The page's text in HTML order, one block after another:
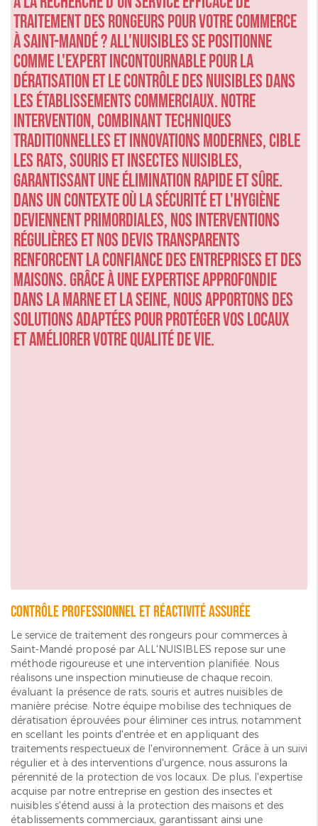
traitement des rongeurs pour votre commerce
à Saint-Mandé ? ALL'NUISIBLES se positionne
comme l'expert incontournable pour la
dératisation et le contrôle des nuisibles dans
les établissements commerciaux. Notre
intervention, combinant techniques
traditionnelles et innovations modernes, cible
les rats, souris et insectes nuisibles,
garantissant une élimination rapide et sûre.
Dans un contexte où la sécurité et l'hygiène
deviennent primordiales, nos interventions
régulières et nos devis transparents
renforcent la confiance des entreprises et des
maisons. Grâce à une expertise approfondie
dans la Marne et la Seine, nous apportons des
solutions adaptées pour protéger vos locaux
et améliorer votre qualité de vie.
Contrôle professionnel et réactivité assurée
Le service de traitement des rongeurs pour commerces à
Saint-Mandé proposé par ALL'NUISIBLES repose sur une
méthode rigoureuse et une intervention planifiée. Nous
réalisons une inspection minutieuse de chaque recoin,
évaluant la présence de rats, souris et autres nuisibles de
manière précise. Notre équipe mobilise des techniques de
dératisation éprouvées pour éliminer ces intrus, notamment
en scellant les points d'entrée et en appliquant des
traitements respectueux de l'environnement. Grâce à un suivi
régulier et à des interventions d'urgence, nous assurons la
pérennité de la protection de vos locaux. De plus, l'expertise
acquise par notre entreprise en gestion des insectes et
nuisibles s'étend aussi à la protection des maisons et des
établissements commerciaux, garantissant ainsi une